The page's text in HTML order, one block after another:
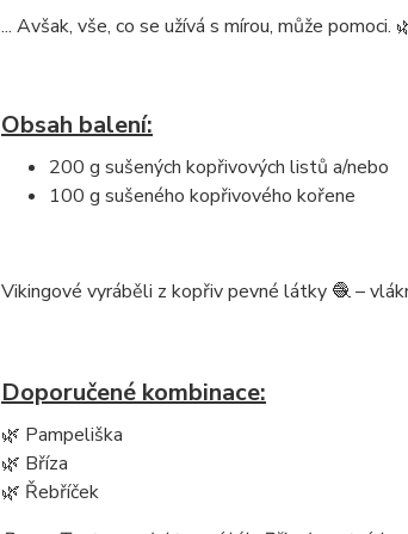
... Avšak, vše, co se užívá s mírou, může pomoci.
Obsah balení:
200 g sušených kopřivových listů a/nebo
100 g sušeného kopřivového kořene
Vikingové vyráběli z kopřiv pevné látky 🧶 –
Doporučené kombinace:
🌿 Pampeliška
🌿 Bříza
🌿 Řebříček